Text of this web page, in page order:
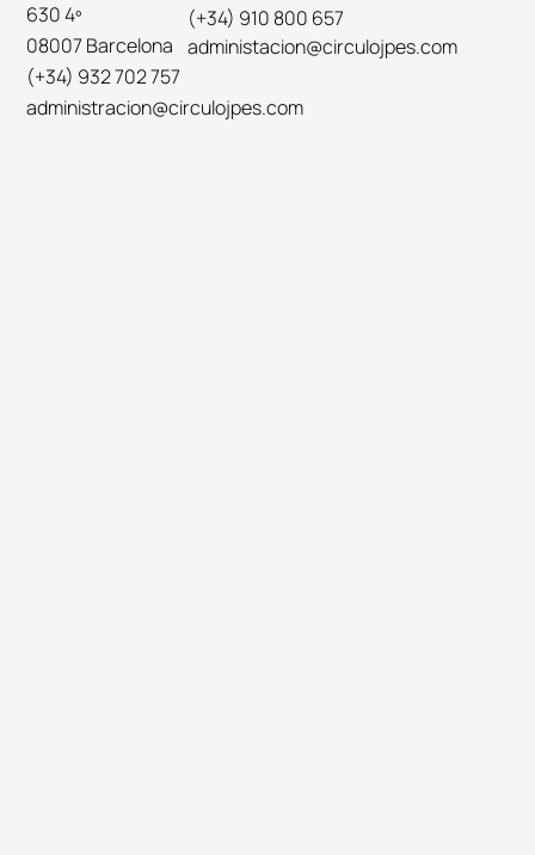
630 4º
08007 Barcelona
(+34) 932 702 757
administracion@circulojpes.com
(+34) 910 800 657
administacion@circulojpes.com